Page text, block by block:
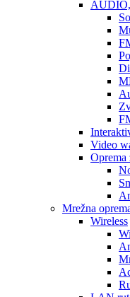
Video
Mrežna
Wireless